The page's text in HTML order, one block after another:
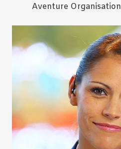
Aventure Organisation